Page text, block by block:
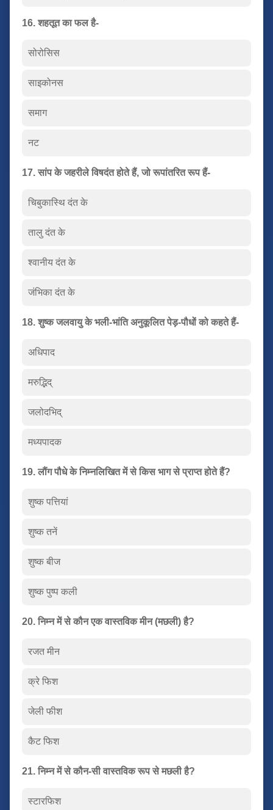
16. शहतूत का फल है-
सोरोसिस
साइकोनस
समाग
नट
17. सांप के जहरीले विषदंत होते हैं, जो रूपांतरित रूप हैं-
चिबुकास्थि दंत के
तालु दंत के
श्वानीय दंत के
जंभिका दंत के
18. शुष्क जलवायु के भली-भांति अनुकूलित पेड़-पौधों को कहते हैं-
अधिपाद
मरुद्भिद्
जलोदभिद्
मध्यपादक
19. लौंग पौधे के निम्नलिखित में से किस भाग से प्राप्त होते हैं?
शुष्क पत्तियां
शुष्क तनें
शुष्क बीज
शुष्क पुष्प कली
20. निम्न में से कौन एक वास्तविक मीन (मछली) है?
रजत मीन
क्रे फिश
जेली फीश
कैट फिश
21. निम्न में से कौन-सी वास्तविक रूप से मछली है?
स्टारफिश